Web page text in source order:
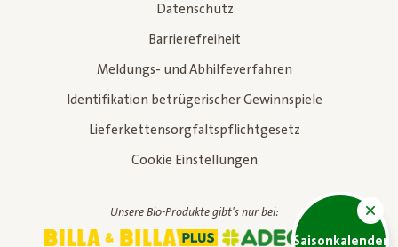
Saisonkalender
Datenschutz
Barrierefreiheit
Meldungs- und Abhilfeverfahren
Identifikation betrügerischer Gewinnspiele
Lieferkettensorgfaltspflichtgesetz
Cookie Einstellungen
Unsere Bio-Produkte gibt's nur bei: